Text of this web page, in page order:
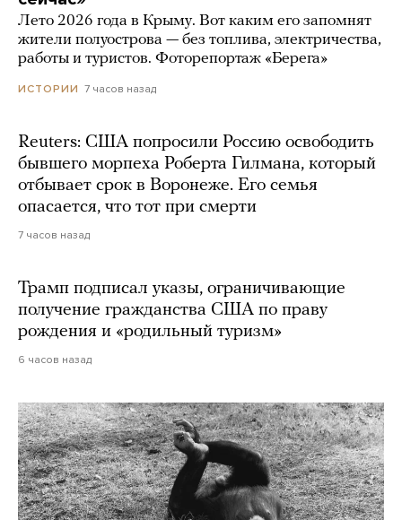
Лето 2026 года в Крыму. Вот каким его запомнят
жители полуострова — без топлива, электричества,
работы и туристов. Фоторепортаж «Берега»
ИСТОРИИ 7 часов назад
Reuters: США попросили Россию освободить
бывшего морпеха Роберта Гилмана, который
отбывает срок в Воронеже. Его семья
опасается, что тот при смерти
7 часов назад
Трамп подписал указы, ограничивающие
получение гражданства США по праву
рождения и «родильный туризм»
6 часов назад